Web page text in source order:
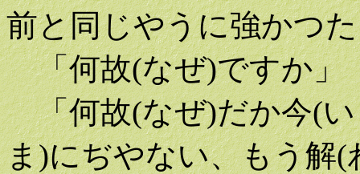
前と同じやうに強かつ
「何故(なぜ)ですか」
「何故(なぜ)だか今(い
ま)にぢやない、もう解